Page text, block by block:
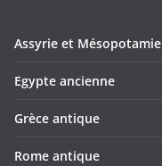
Assyrie et Mésopotamie
Egypte ancienne
Grèce antique
Rome antique